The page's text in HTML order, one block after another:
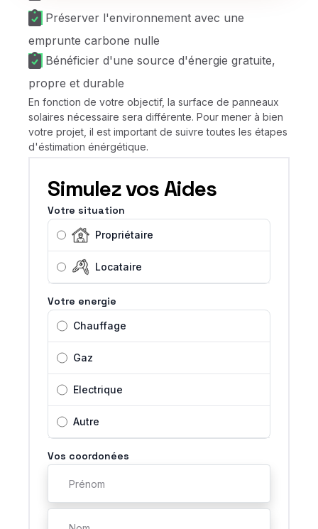
Préserver l'environnement avec une
emprunte carbone nulle
Bénéficier d'une source d'énergie gratuite,
propre et durable
En fonction de votre objectif, la surface de panneaux
solaires nécessaire sera différente. Pour mener à bien
votre projet, il est important de suivre toutes les étapes
d'éstimation énérgétique.
Simulez vos Aides
Votre situation
Propriétaire
Locataire
Votre energie
Chauffage
Gaz
Electrique
Autre
Vos coordonées